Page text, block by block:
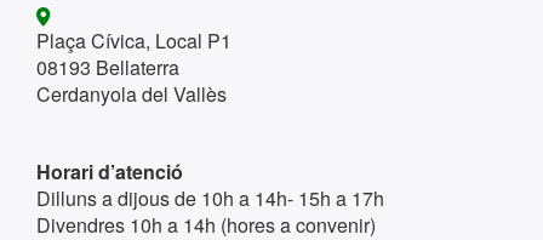
Plaça Cívica, Local P1
08193 Bellaterra
Cerdanyola del Vallès
Horari d’atenció
Dilluns a dijous de 10h a 14h- 15h a 17h
Divendres 10h a 14h (hores a convenir)